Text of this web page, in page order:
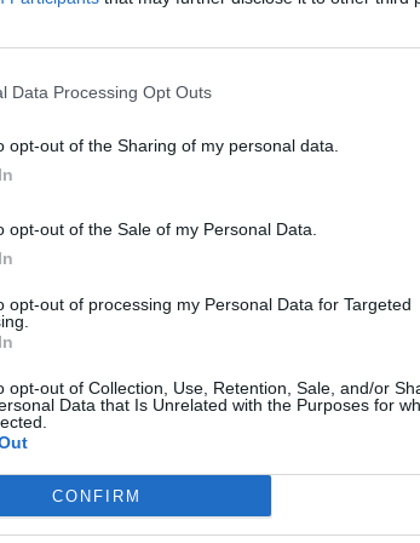
Data Processing Opt Outs
opt-out of the Sharing of my personal data.
opt-out of the Sale of my Personal Data.
opt-out of processing my Personal Data for Targeted
opt-out of Collection, Use, Retention, Sale, and/or
Data that Is Unrelated with the Purposes for
CONFIRM
Manolas, Pasalidis, Pellegrino,
Coulibaly, Gomis, Legowski,
Weissman.